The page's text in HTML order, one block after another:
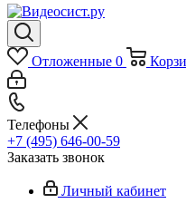
Отложенные 0
Телефоны
+7 (495) 646-00-59
Заказать звонок
Личный кабинет